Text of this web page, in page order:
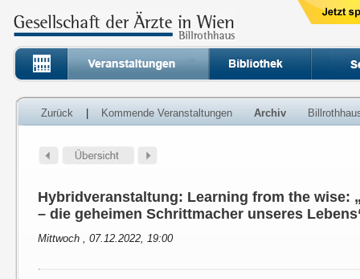
Zurück Kommende Veranstaltungen Archiv
Hybridveranstaltung: Learning from the wise:
– die geheimen Schrittmacher unseres
Mittwoch , 07.12.2022, 19:00